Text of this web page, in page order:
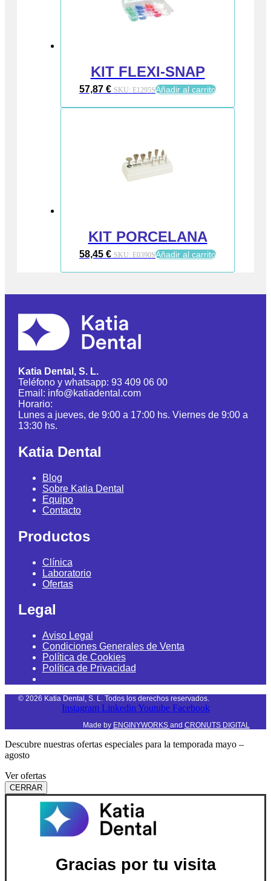
KIT FLEXI-SNAP
57,87 € SKU: E1295SAñadir al carrito
KIT PORCELANA
58,45 € SKU: E0390SAñadir al carrito
Katia Dental, S. L.
Teléfono y whatsapp: 93 409 06 00
Email: info@katiadental.com
Horario:
Lunes a jueves, de 9:00 a 17:00 hs. Viernes de 9:00 a
13:30 hs.
Katia Dental
Blog
Sobre Katia Dental
Equipo
Contacto
Productos
Clínica
Laboratorio
Ofertas
Legal
Aviso Legal
Condiciones Generales de Venta
Política de Cookies
Política de Privacidad
© 2026 Katia Dental, S. L. Todos los derechos reservados.
Instagram Linkedin Youtube Facebook
Made by ENGINYWORKS and CRONUTS DIGITAL
Descubre nuestras ofertas especiales para la temporada mayo –
agosto
Ver ofertas
CERRAR
Gracias por tu visita